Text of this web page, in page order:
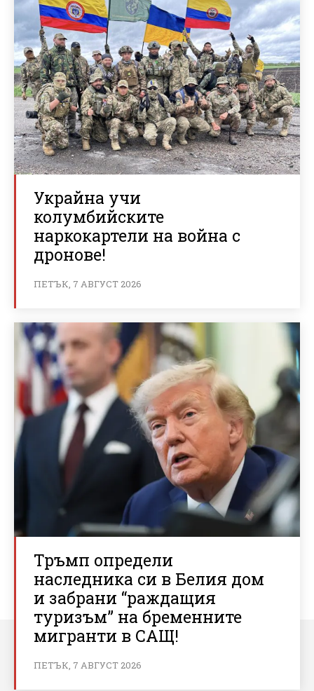
Украйна учи
колумбийските
наркокартели на война с
дронове!
ПЕТЪК, 7 АВГУСТ 2026
Тръмп определи
наследника си в Белия дом
и забрани “раждащия
туризъм” на бременните
мигранти в САЩ!
ПЕТЪК, 7 АВГУСТ 2026